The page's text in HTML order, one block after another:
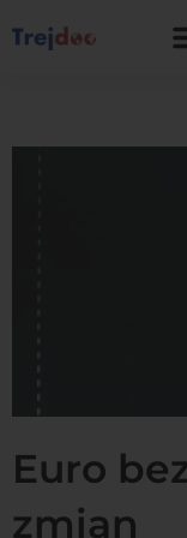
do
Euro
zmian